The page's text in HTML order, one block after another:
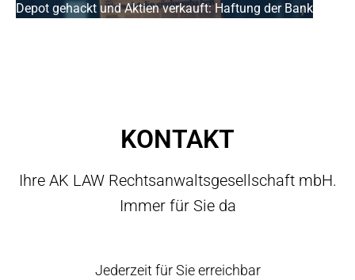
Depot gehackt und Aktien verkauft: Haftung der Bank
KONTAKT
Ihre AK LAW Rechtsanwaltsgesellschaft mbH.
Immer für Sie da
Jederzeit für Sie erreichbar